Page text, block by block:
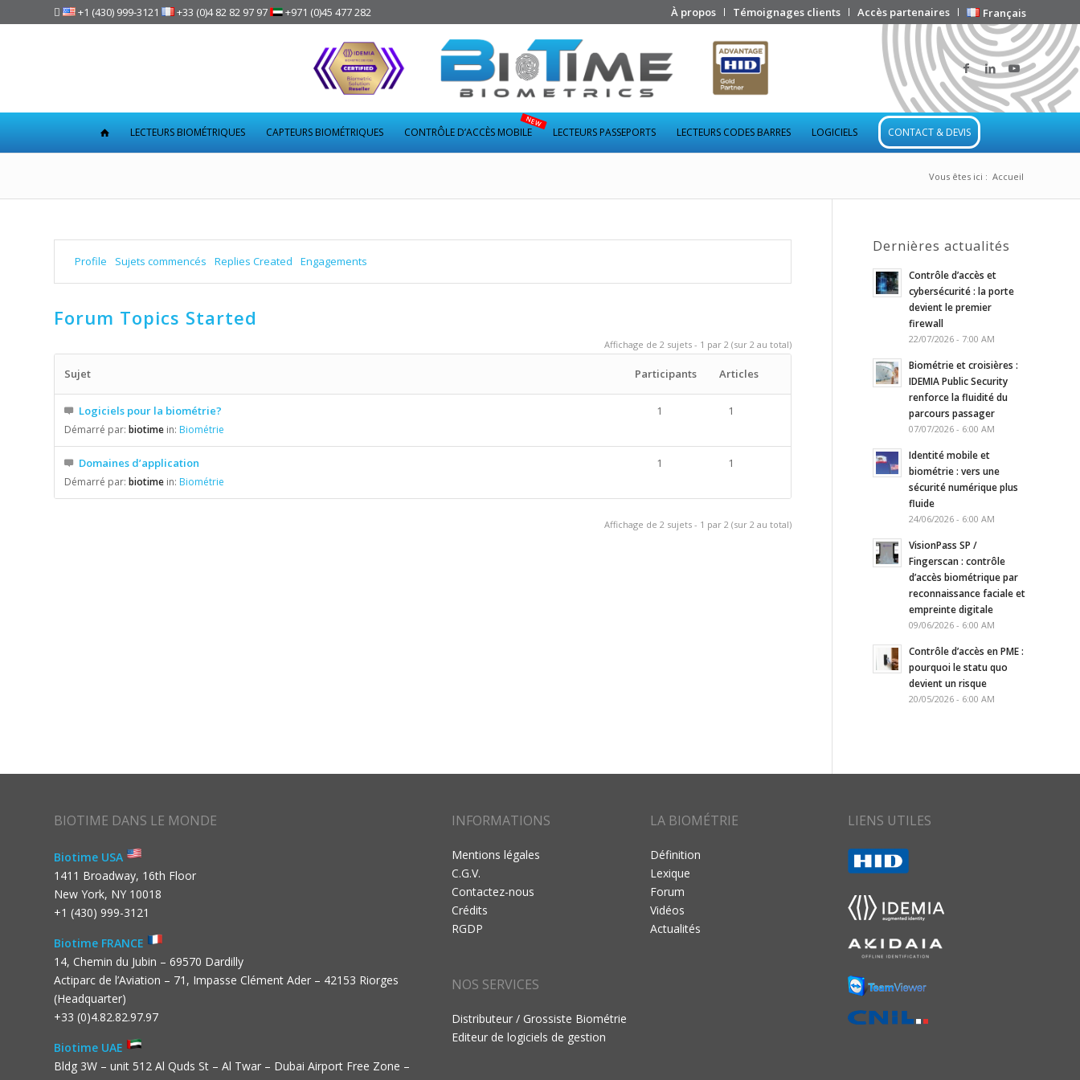
À propos Témoignages clients Accès partenaires Français
 +1 (430) 999-3121 +33 (0)4 82 82 97 97 +971 (0)45 477 282
LECTEURS BIOMÉTRIQUES CAPTEURS BIOMÉTRIQUES CONTRÔLE D’ACCÈS MOBILE LECTEURS PASSEPORTS LECTEURS CODES BARRES LOGICIELS CONTACT & DEVIS
Vous êtes ici : Accueil
Profile Sujets commencés Replies Created Engagements
Forum Topics Started
Affichage de 2 sujets - 1 par 2 (sur 2 au total)
Sujet Participants Articles
Logiciels pour la biométrie?
Démarré par: biotime in: Biométrie
1 1
Domaines d’application
Démarré par: biotime in: Biométrie
1 1
Affichage de 2 sujets - 1 par 2 (sur 2 au total)
Dernières actualités
Contrôle d’accès et
cybersécurité : la porte
devient le premier
firewall
22/07/2026 - 7:00 AM
Biométrie et croisières :
IDEMIA Public Security
renforce la fluidité du
parcours passager
07/07/2026 - 6:00 AM
Identité mobile et
biométrie : vers une
sécurité numérique plus
fluide
24/06/2026 - 6:00 AM
VisionPass SP /
Fingerscan : contrôle
d’accès biométrique par
reconnaissance faciale et
empreinte digitale
09/06/2026 - 6:00 AM
Contrôle d’accès en PME :
pourquoi le statu quo
devient un risque
20/05/2026 - 6:00 AM
BIOTIME DANS LE MONDE
Biotime USA
1411 Broadway, 16th Floor
New York, NY 10018
+1 (430) 999-3121
Biotime FRANCE
14, Chemin du Jubin – 69570 Dardilly
Actiparc de l’Aviation – 71, Impasse Clément Ader – 42153 Riorges
(Headquarter)
+33 (0)4.82.82.97.97
Biotime UAE
Bldg 3W – unit 512 Al Quds St – Al Twar – Dubai Airport Free Zone –
INFORMATIONS
Mentions légales
C.G.V.
Contactez-nous
Crédits
RGDP
NOS SERVICES
Distributeur / Grossiste Biométrie
Editeur de logiciels de gestion
LA BIOMÉTRIE
Définition
Lexique
Forum
Vidéos
Actualités
LIENS UTILES